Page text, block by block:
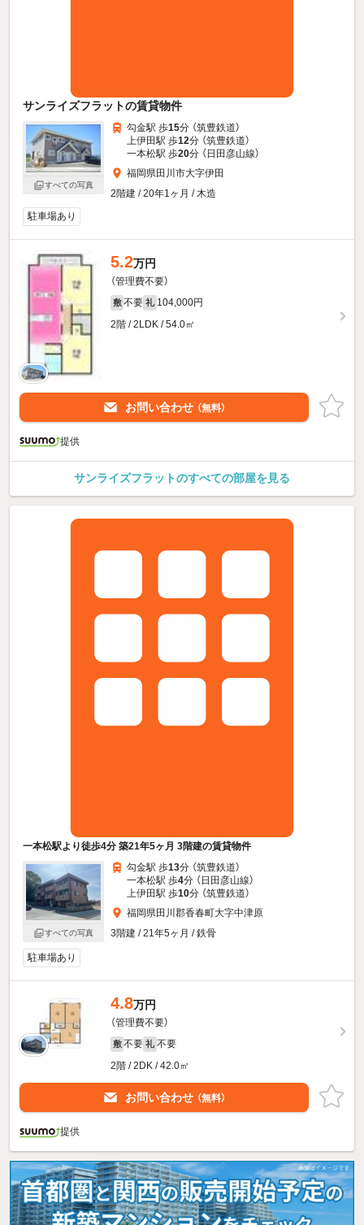
サンライズフラットの賃貸物件
すべての写真
勾金駅 歩15分 （筑豊鉄道）
上伊田駅 歩12分 （筑豊鉄道）
一本松駅 歩20分 （日田彦山線）
福岡県田川市大字伊田
2階建 / 20年1ヶ月 / 木造
駐車場あり
5.2万円
（管理費不要）
敷 不要 礼 104,000円
2階 / 2LDK / 54.0㎡
お問い合わせ （無料）
提供
サンライズフラットのすべての部屋を見る
一本松駅より徒歩4分 築21年5ヶ月 3階建の賃貸物件
すべての写真
勾金駅 歩13分 （筑豊鉄道）
一本松駅 歩4分 （日田彦山線）
上伊田駅 歩10分 （筑豊鉄道）
福岡県田川郡香春町大字中津原
3階建 / 21年5ヶ月 / 鉄骨
駐車場あり
4.8万円
（管理費不要）
敷 不要 礼 不要
2階 / 2DK / 42.0㎡
お問い合わせ （無料）
提供